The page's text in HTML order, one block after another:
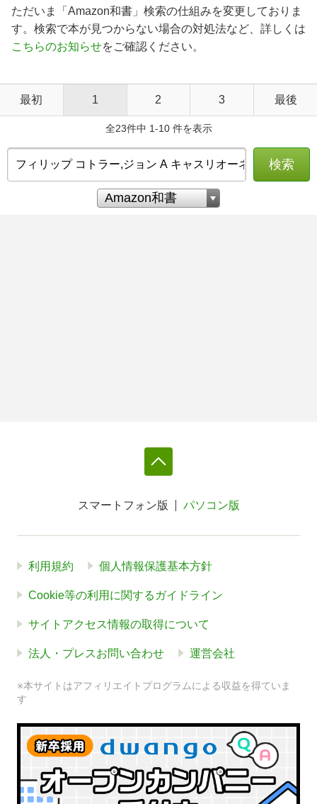
ただいま「Amazon和書」検索の仕組みを変更しておりま
す。検索で本が見つからない場合の対処法など、詳しくは
こちらのお知らせをご確認ください。
最初 1 2 3 最後
全23件中 1-10 件を表示
検索
スマートフォン版 パソコン版
利用規約 個人情報保護基本方針
Cookie等の利用に関するガイドライン
サイトアクセス情報の取得について
法人・プレスお問い合わせ 運営会社
※本サイトはアフィリエイトプログラムによる収益を得ていま
す